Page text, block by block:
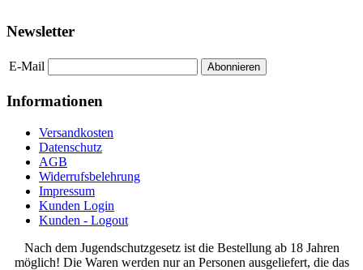
Newsletter
E-Mail Abonnieren
Informationen
Versandkosten
Datenschutz
AGB
Widerrufsbelehrung
Impressum
Kunden Login
Kunden - Logout
Nach dem Jugendschutzgesetz ist die Bestellung ab 18 Jahren
möglich! Die Waren werden nur an Personen ausgeliefert, die das